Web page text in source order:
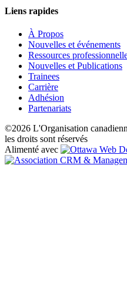
Liens rapides
À Propos
Nouvelles et événements
Ressources
Nouvelles et Publications
Trainees
Carrière
Adhésion
Partenariats
©2026 L'Organisation
les droits sont réservés
Alimenté avec